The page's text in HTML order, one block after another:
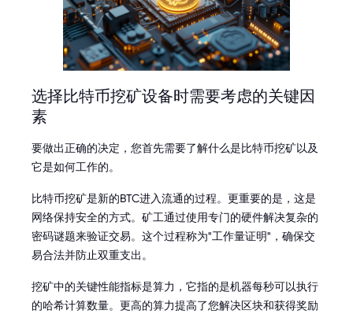
选择比特币挖矿设备时需要考虑的关键因
素
要做出正确的决定，您首先需要了解什么是比特币挖矿以及
它是如何工作的。
比特币挖矿是新的BTC进入流通的过程。更重要的是，这是
网络保持安全的方式。矿工通过使用专门的硬件解决复杂的
密码谜题来验证交易。这个过程称为"工作量证明"，确保交
易合法并防止双重支出。
挖矿中的关键性能指标是算力，它指的是机器每秒可以执行
的哈希计算数量。更高的算力提高了您解决区块和获得奖励